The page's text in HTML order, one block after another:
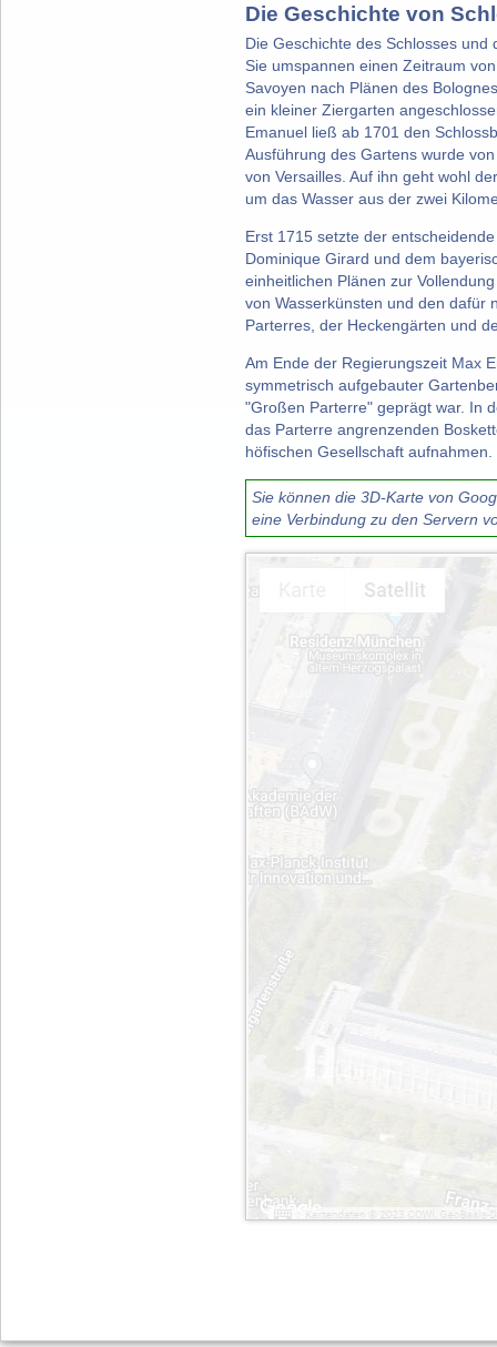
Die Geschichte von
Die Geschichte des Schlosses
Sie umspannen einen Zeitraum
Savoyen nach Plänen des
ein kleiner Ziergarten
Emanuel ließ ab 1701 den
Ausführung des Gartens wurde
von Versailles. Auf ihn geht wohl
um das Wasser aus der zwei
Erst 1715 setzte der
Dominique Girard und dem
einheitlichen Plänen zur
von Wasserkünsten und den dafür
Parterres, der Heckengärten und
Am Ende der Regierungszeit Max
symmetrisch aufgebauter
"Großen Parterre" geprägt war. In
das Parterre angrenzenden
höfischen Gesellschaft aufnahmen.
Sie können die 3D-Karte von
eine Verbindung zu den Servern